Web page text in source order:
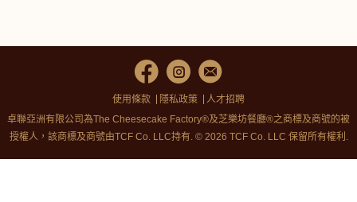
使用條款 隱私政策
人才招聘
卓聯亞洲有限公司為The Cheesecake Factory®及芝樂坊餐廳®之商標及商號的被
授權人，該商標及商號由TCF Co. LLC持有. © 2026 TCF Co. LLC 保留所有權利.